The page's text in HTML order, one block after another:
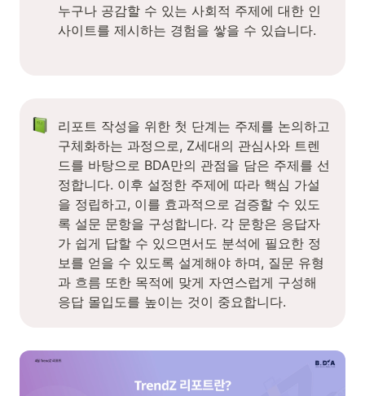
누구나 공감할 수 있는 사회적 주제에 대한 인
사이트를 제시하는 경험을 쌓을 수 있습니다.
리포트 작성을 위한 첫 단계는 주제를 논의하고
구체화하는 과정으로, Z세대의 관심사와 트렌
드를 바탕으로 BDA만의 관점을 담은 주제를 선
정합니다. 이후 설정한 주제에 따라 핵심 가설
을 정립하고, 이를 효과적으로 검증할 수 있도
록 설문 문항을 구성합니다. 각 문항은 응답자
가 쉽게 답할 수 있으면서도 분석에 필요한 정
보를 얻을 수 있도록 설계해야 하며, 질문 유형
과 흐름 또한 목적에 맞게 자연스럽게 구성해
응답 몰입도를 높이는 것이 중요합니다.